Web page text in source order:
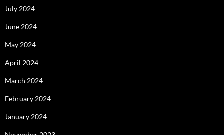
July 2024
June 2024
May 2024
April 2024
March 2024
February 2024
January 2024